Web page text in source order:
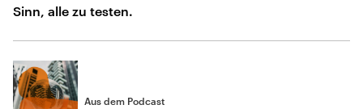
Sinn, alle zu testen.
Aus dem Podcast